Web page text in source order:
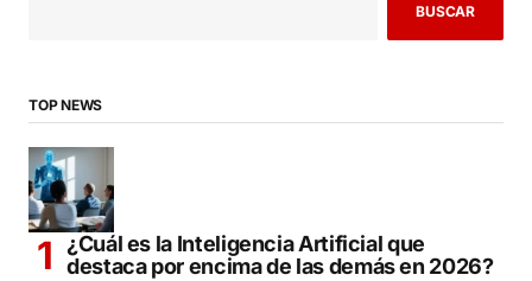
BUSCAR
TOP NEWS
¿Cuál es la Inteligencia Artificial que
destaca por encima de las demás en 2026?